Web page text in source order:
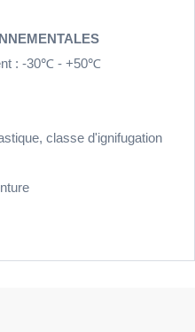
: -30℃ - +50℃
classe d'ignifugation